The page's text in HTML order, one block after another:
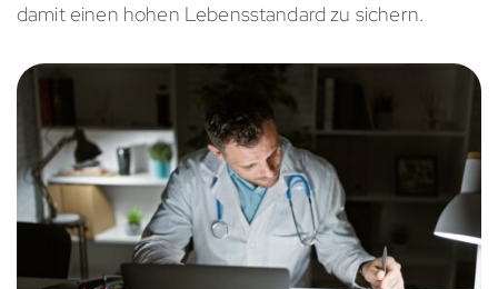
damit einen hohen Lebensstandard zu sichern.